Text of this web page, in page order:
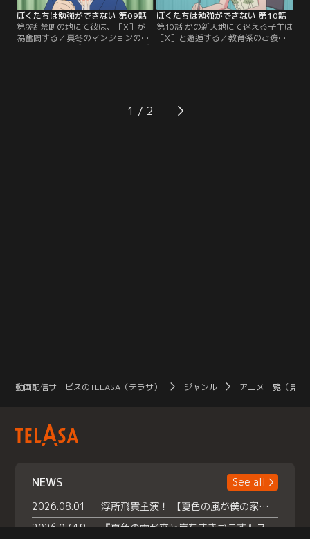
ぼくたちは勉強ができない 第09話
第9話 禁断の地にて彼は、［X］が
為奮闘する／真冬のマンションの前
を通りかかった成幸は、彼女に呼び
るまでと引き留められる成幸だが、
そこに出前で理珠が訪れた！【提
ぼくたちは勉強ができない 第10話
第10話 かの新天地にて迷える子羊は
［X］と邂逅する／教育係のご褒美
た成幸は店の呼び込みに引っ張られ
てメイド喫茶に入ってしまう。慌て
1
動画配信サービスのTELASA（テラサ） ジャンル アニメ一覧（見放
NEWS
See all
2026.08.01
浮所飛貴主演！ 【夏色の風が僕の家にやってきた】 本日よりテラサで独占配信スタート！
2026.07.18
『夏色の雲が恋と嵐をまきおこす』スペシャルメイキング 【Part1】2026年７月18日（土）23時30分～配信スタート！話題のシーンの裏側を大公開！豪華キャスト大集合！ 『武宮家 真夏の家族会議』開催！